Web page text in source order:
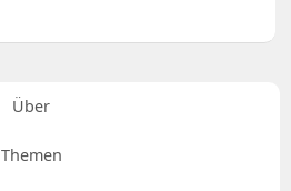
Über
Themen